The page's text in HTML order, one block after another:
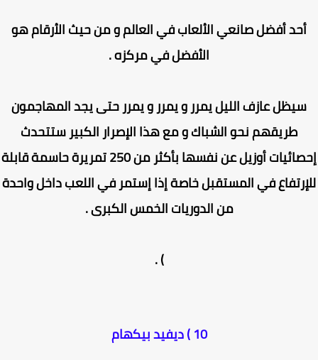
أفضل صانعي الألعاب في العالم و من حيث الأرقام هو
الأفضل في مركزه .
عازف الليل يمرر و يمرر و يمرر حتى يجد المهاجمون
طريقهم نحو الشباك و مع هذا الإصرار الكبير ستتحدث
إحصائيات أوزيل عن نفسها بأكثر من 250 تمريرة حاسمة قابلة
في المستقبل خاصة إذا إستمر في اللعب داخل واحدة
من الدوريات الخمس الكبرى .
10 ) ديفيد بيكهام